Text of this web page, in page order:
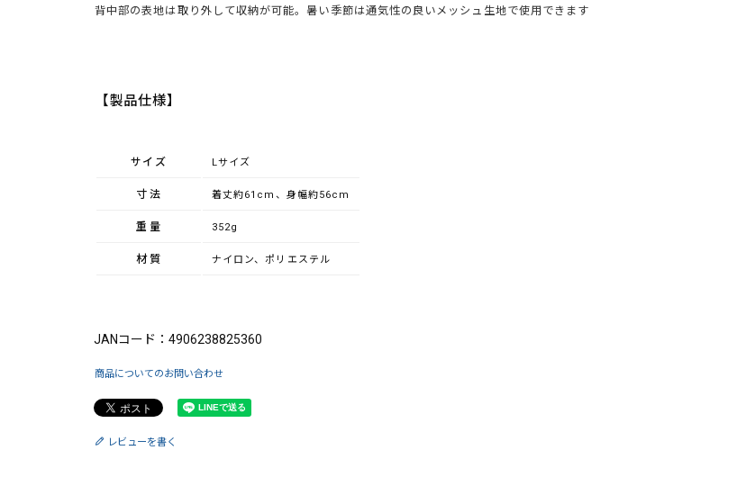
背中部の表地は取り外して収納が可能。暑い季節は通気性の良いメッシュ生地で使用できます
【製品仕様】
サイズ Lサイズ
寸法 着丈約61cm、身幅約56cm
重量 352g
材質 ナイロン、ポリエステル
JANコード：4906238825360
商品についてのお問い合わせ
レビューを書く